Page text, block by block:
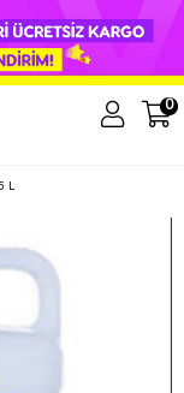
0
L